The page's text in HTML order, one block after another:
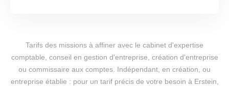
Tarifs des missions à affiner avec le cabinet d'expertise
comptable, conseil en gestion d'entreprise, création d'entreprise
ou commissaire aux comptes. Indépendant, en création, ou
entreprise établie : pour un tarif précis de votre besoin à Erstein,